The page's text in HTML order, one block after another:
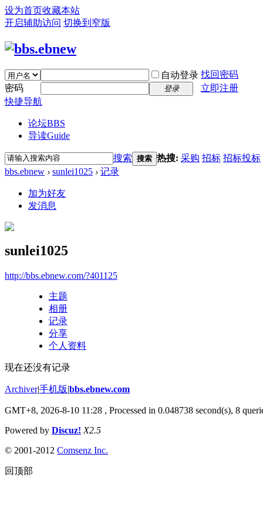
设为首页收藏本站
开启辅助访问 切换到窄版
自动登录 找回密码
密码
登录
立即注册
快捷导航
论坛BBS
导读Guide
搜索 搜索 热搜: 采购 招标 招标投标
bbs.ebnew › sunlei1025 › 记录
加为好友
发消息
sunlei1025
http://bbs.ebnew.com/?401125
主题
相册
记录
分享
个人资料
现在还没有记录
Archiver|手机版|bbs.ebnew.com
GMT+8, 2026-8-10 11:28 , Processed in 0.048738 second(s), 8
Powered by Discuz! X2.5
© 2001-2012 Comsenz Inc.
回顶部